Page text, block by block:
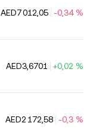
AED7 012,05 -0,34 %
AED3,6701 +0,02 %
AED2 172,58 -0,3 %